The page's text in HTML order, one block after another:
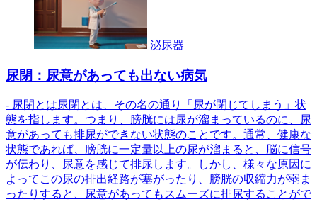
泌尿器
尿閉：尿意があっても出ない病気
- 尿閉とは尿閉とは、その名の通り「尿が閉じてしまう」状
態を指します。つまり、膀胱には尿が溜まっているのに、尿
意があっても排尿ができない状態のことです。通常、健康な
状態であれば、膀胱に一定量以上の尿が溜まると、脳に信号
が伝わり、尿意を感じて排尿します。しかし、様々な原因に
よってこの尿の排出経路が塞がったり、膀胱の収縮力が弱ま
ったりすると、尿意があってもスムーズに排尿することがで